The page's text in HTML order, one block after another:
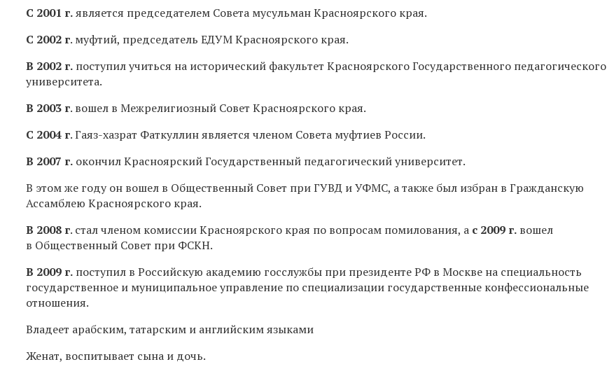
С 2001 г.является председателем Совета мусульман Красноярского края.
С 2002 г. муфтий, председатель ЕДУМ Красноярского края.
В 2002 г. поступил учиться на исторический факультет Красноярского Государственного педагогического
университета.
В 2003 г. вошел в Межрелигиозный Совет Красноярского края.
С 2004 г. Гаяз-хазрат Фаткуллин является членом Совета муфтиев России.
В 2007 г. окончил Красноярский Государственный педагогический университет.
В этом же году он вошел в Общественный Совет при ГУВД и УФМС, а также был избран в Гражданскую
Ассамблею Красноярского края.
В 2008 г. стал членом комиссии Красноярского края по вопросам помилования, а с 2009 г. вошел
в Общественный Совет при ФСКН.
В 2009 г. поступил в Российскую академию госслужбы при президенте РФ в Москве на специальность
государственное и муниципальное управление по специализации государственные конфессиональные
отношения.
Владеет арабским, татарским и английским языками
Женат, воспитывает сына и дочь.